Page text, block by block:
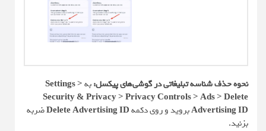
نحوه حذف شناسه تبلیغاتی در گوشی‌های پیکسل:بهSettings >
Security & Privacy > Privacy Controls > Ads > Delete
Advertising IDبروید و روی دکمهDelete Advertising IDضربه
بزنید.